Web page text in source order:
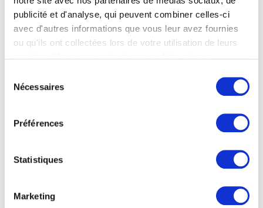
publicité et d'analyse, qui peuvent combiner celles-ci
avec d'autres informations que vous leur avez fournies
ou qu'ils ont collectées lors de votre utilisation de leurs
Nécessaires
Préférences
Statistiques
Marketing